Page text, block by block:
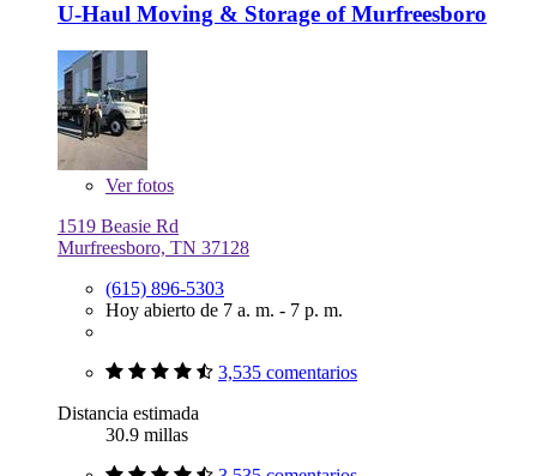
U-Haul Moving & Storage of Murfreesboro
Verfotos
1519 Beasie Rd
Murfreesboro, TN 37128
(615) 896-5303
Hoy abierto de 7 a. m. - 7 p. m.
3,535 comentarios
Distancia estimada
30.9 millas